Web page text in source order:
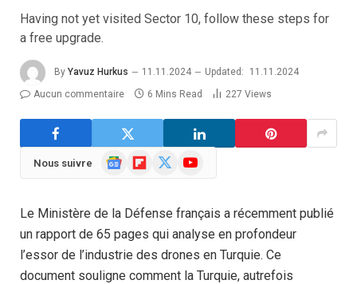
Having not yet visited Sector 10, follow these steps for
a free upgrade.
By Yavuz Hurkus 11.11.2024 Updated:
11.11.2024
Aucun commentaire
6 Mins Read 227 Views
Nous suivre
GoogleFlipboard YouTube
Le Ministère de la Défense français a récemment publié
un rapport de 65 pages qui analyse en profondeur
l’essor de l’industrie des drones en Turquie. Ce
document souligne comment la Turquie, autrefois